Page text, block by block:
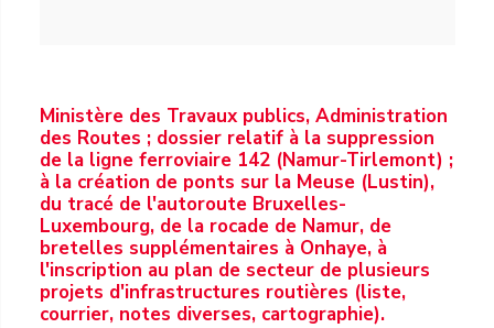
Ministère des Travaux publics, Administration
des Routes ; dossier relatif à la suppression
de la ligne ferroviaire 142 (Namur-Tirlemont) ;
à la création de ponts sur la Meuse (Lustin),
du tracé de l'autoroute Bruxelles-
Luxembourg, de la rocade de Namur, de
bretelles supplémentaires à Onhaye, à
l'inscription au plan de secteur de plusieurs
projets d'infrastructures routières (liste,
courrier, notes diverses, cartographie).